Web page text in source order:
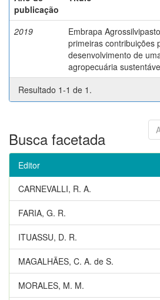
publicação
2019
Embrapa
primeiras contribuições
desenvolvimento de
agropecuária
Resultado 1-1 de 1.
Busca facetada
Editor
CARNEVALLI, R. A.
FARIA, G. R.
ITUASSU, D. R.
MAGALHÃES, C. A. de S.
MORALES, M. M.